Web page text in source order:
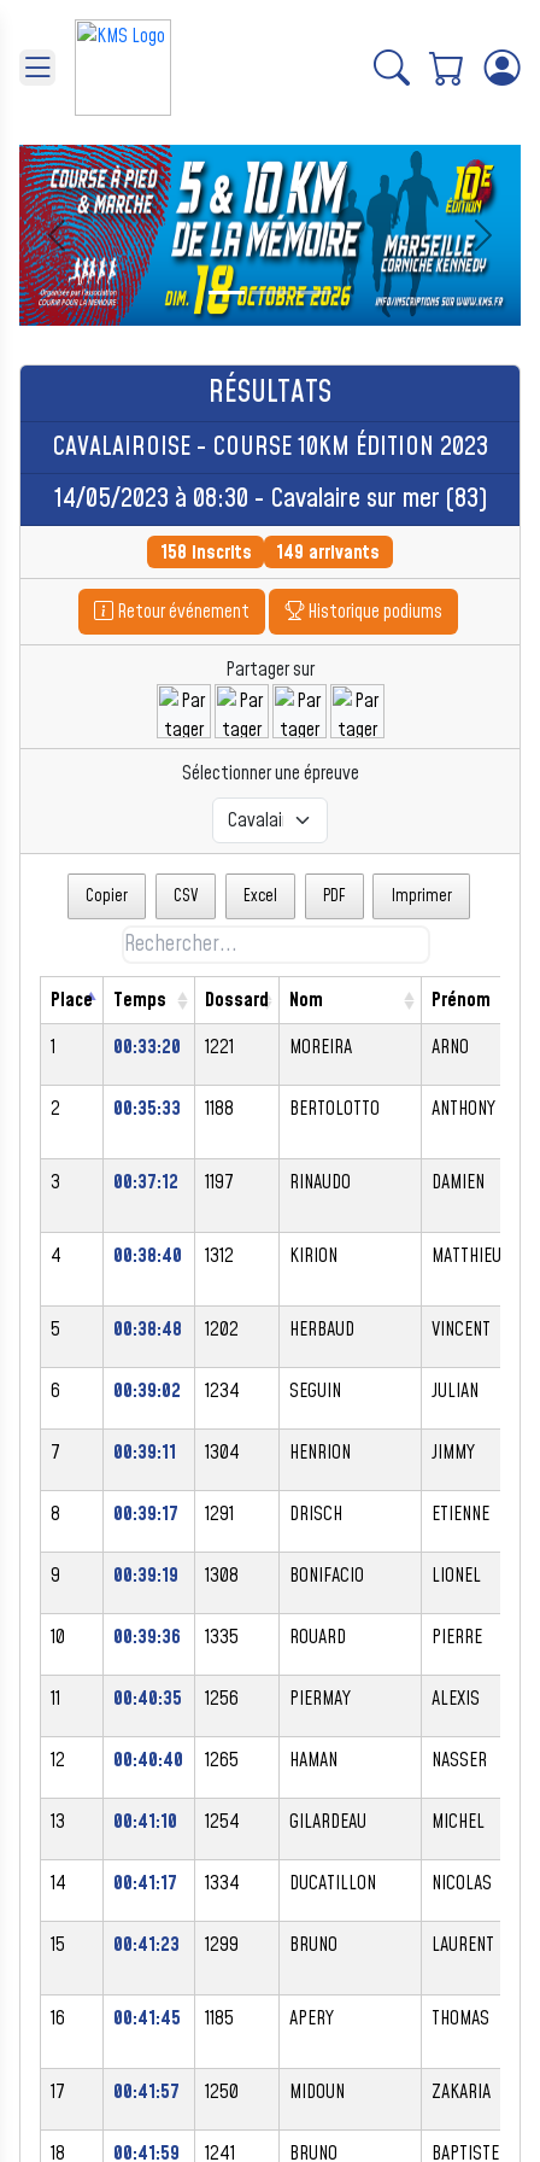
Précédent Suivant
RÉSULTATS
CAVALAIROISE - COURSE 10KM ÉDITION 2023
14/05/2023 à 08:30 - Cavalaire sur mer (83)
158 inscrits 149 arrivants
Retour événement Historique podiums
Partager sur
Sélectionner une épreuve
Copier CSV Excel PDF Imprimer
Place Temps Dossard Nom
Prénom
1
00:33:20 1221 MOREIRA ARNO
2 00:35:33 1188 BERTOLOTTO ANTHONY
3 00:37:12 1197 RINAUDO DAMIEN
4 00:38:40 1312 KIRION MATTHIEU
5 00:38:48 1202 HERBAUD VINCENT
6 00:39:02 1234 SEGUIN JULIAN
7 00:39:11 1304 HENRION JIMMY
8 00:39:17 1291 DRISCH ETIENNE
9 00:39:19 1308 BONIFACIO LIONEL
10 00:39:36 1335 ROUARD PIERRE
11 00:40:35 1256 PIERMAY ALEXIS
12 00:40:40 1265 HAMAN NASSER
13 00:41:10 1254 GILARDEAU MICHEL
14 00:41:17 1334 DUCATILLON NICOLAS
15 00:41:23 1299 BRUNO LAURENT
16 00:41:45 1185 APERY THOMAS
17 00:41:57 1250 MIDOUN ZAKARIA
18 00:41:59 1241 BRUNO BAPTISTE
Panneau de gestion des cookies